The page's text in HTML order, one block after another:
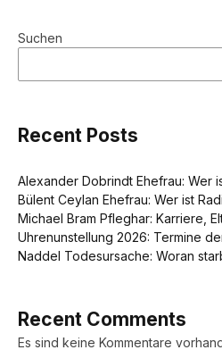
Suchen
Recent Posts
Alexander Dobrindt Ehefrau: Wer
Bülent Ceylan Ehefrau: Wer ist
Michael Bram Pfleghar: Karriere,
Uhrenunstellung 2026: Termine
Naddel Todesursache: Woran
Recent Comments
Es sind keine Kommentare